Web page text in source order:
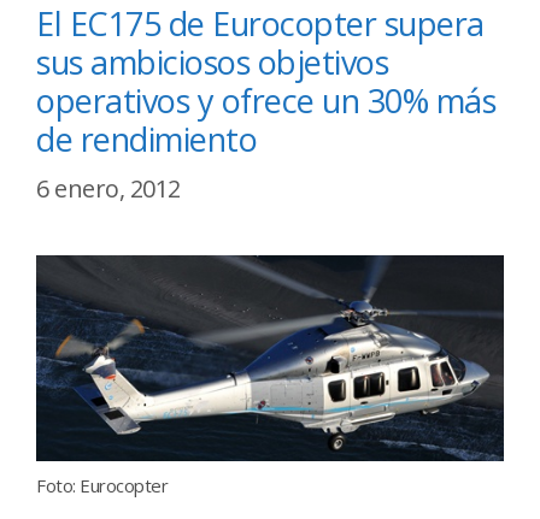
El EC175 de Eurocopter supera
sus ambiciosos objetivos
operativos y ofrece un 30% más
de rendimiento
6 enero, 2012
Foto: Eurocopter